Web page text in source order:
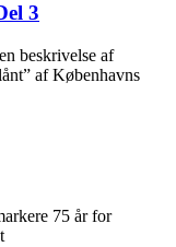
3
beskrivelse af
af Københavns
75 år for